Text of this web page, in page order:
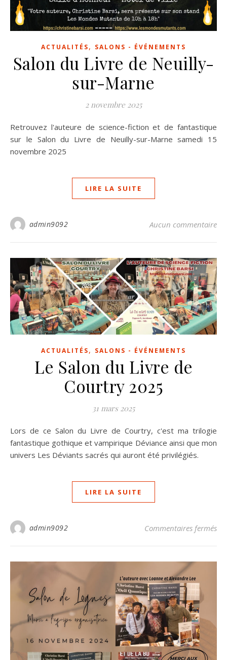
ACTUALITÉS, SALONS - ÉVÉNEMENTS
Salon du Livre de Neuilly-
sur-Marne
2 novembre 2025
Retrouvez l'auteure de science-fiction et de fantastique
sur le Salon du Livre de Neuilly-sur-Marne samedi 15
novembre 2025
LIRE LA SUITE
admin9092 Aucun commentaire
ACTUALITÉS, SALONS - ÉVÉNEMENTS
Le Salon du Livre de
Courtry 2025
31 mars 2025
Lors de ce Salon du Livre de Courtry, c'est ma trilogie
fantastique gothique et vampirique Déviance ainsi que mon
univers Les Déviants sacrés qui auront été privilégiés.
LIRE LA SUITE
admin9092 Commentaires fermés